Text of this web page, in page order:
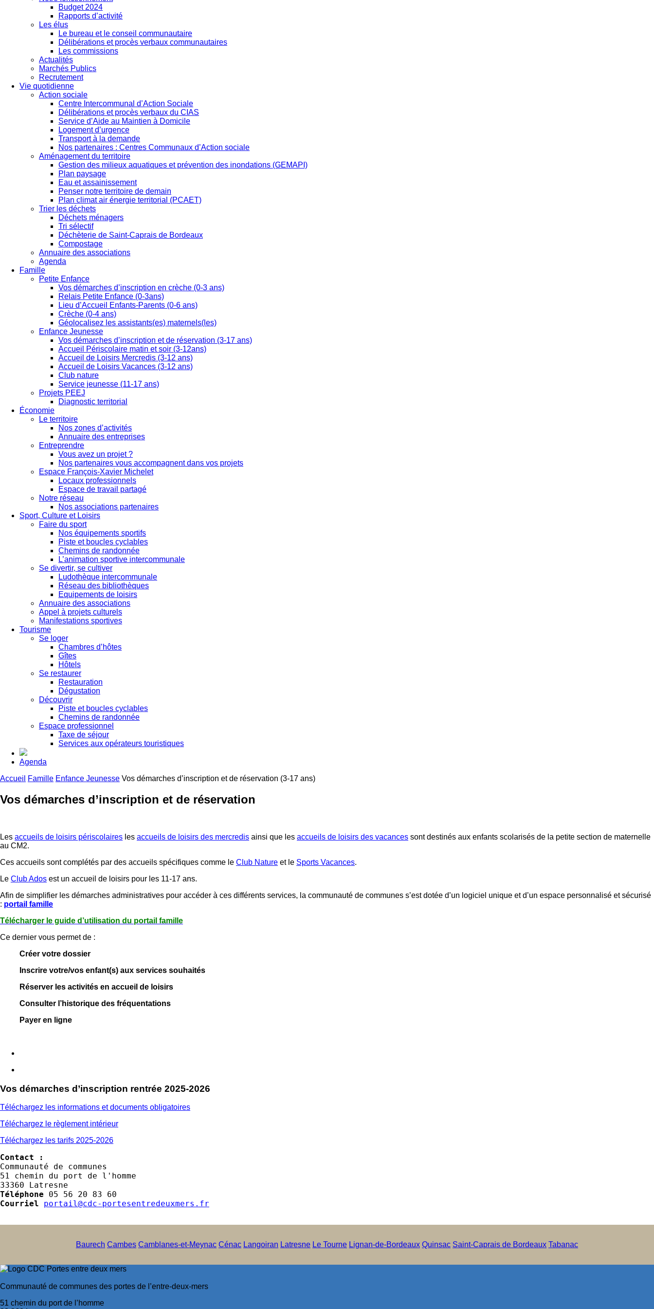
Budget 2024
Rapports d’activité
Les élus
Le bureau et le conseil communautaire
Délibérations et procès verbaux communautaires
Les commissions
Actualités
Marchés Publics
Recrutement
Vie quotidienne
Action sociale
Centre Intercommunal d’Action Sociale
Délibérations et procès verbaux du CIAS
Service d’Aide au Maintien à Domicile
Logement d’urgence
Transport à la demande
Nos partenaires : Centres Communaux d’Action sociale
Aménagement du territoire
Gestion des milieux aquatiques et prévention des inondations (GEMAPI)
Plan paysage
Eau et assainissement
Penser notre territoire de demain
Plan climat air énergie territorial (PCAET)
Trier les déchets
Déchets ménagers
Tri sélectif
Déchèterie de Saint-Caprais de Bordeaux
Compostage
Annuaire des associations
Agenda
Famille
Petite Enfance
Vos démarches d’inscription en crèche (0-3 ans)
Relais Petite Enfance (0-3ans)
Lieu d’Accueil Enfants-Parents (0-6 ans)
Crèche (0-4 ans)
Géolocalisez les assistants(es) maternels(les)
Enfance Jeunesse
Vos démarches d’inscription et de réservation (3-17 ans)
Accueil Périscolaire matin et soir (3-12ans)
Accueil de Loisirs Mercredis (3-12 ans)
Accueil de Loisirs Vacances (3-12 ans)
Club nature
Service jeunesse (11-17 ans)
Projets PEEJ
Diagnostic territorial
Économie
Le territoire
Nos zones d’activités
Annuaire des entreprises
Entreprendre
Vous avez un projet ?
Nos partenaires vous accompagnent dans vos projets
Espace François-Xavier Michelet
Locaux professionnels
Espace de travail partagé
Notre réseau
Nos associations partenaires
Sport, Culture et Loisirs
Faire du sport
Nos équipements sportifs
Piste et boucles cyclables
Chemins de randonnée
L’animation sportive intercommunale
Se divertir, se cultiver
Ludothèque intercommunale
Réseau des bibliothèques
Equipements de loisirs
Annuaire des associations
Appel à projets culturels
Manifestations sportives
Tourisme
Se loger
Chambres d’hôtes
Gîtes
Hôtels
Se restaurer
Restauration
Dégustation
Découvrir
Piste et boucles cyclables
Chemins de randonnée
Espace professionnel
Taxe de séjour
Services aux opérateurs touristiques
Agenda
Accueil
Famille Enfance Jeunesse Vos démarches d’inscription et de réservation (3-17 ans)
Vos démarches d’inscription et de réservation
Les accueils de loisirs périscolaires les accueils de loisirs des mercredis ainsi que les accueils de loisirs des vacances sont destinés aux enfants scolarisés de la petite section de maternelle
au CM2.
Ces accueils sont complétés par des accueils spécifiques comme le Club Nature et le Sports Vacances.
Le Club Ados est un accueil de loisirs pour les 11-17 ans.
Afin de simplifier les démarches administratives pour accéder à ces différents services, la communauté de communes s’est dotée d’un logiciel unique et d’un espace personnalisé et sécurisé
: portail famille
Télécharger le guide d’utilisation du portail famille
Ce dernier vous permet de :
Créer votre dossier
Inscrire votre/vos enfant(s) aux services souhaités
Réserver les activités en accueil de loisirs
Consulter l’historique des fréquentations
Payer en ligne
Vos démarches d’inscription rentrée 2025-2026
Téléchargez les informations et documents obligatoires
Téléchargez le règlement intérieur
Téléchargez les tarifs 2025-2026
Contact :
Communauté de communes
51 chemin du port de l'homme
Téléphone
Courriel
portail@cdc-portesentredeuxmers.fr
Baurech Cambes Camblanes-et-Meynac Cénac Langoiran Latresne Le Tourne Lignan-de-Bordeaux Quinsac Saint-Caprais de Bordeaux Tabanac
Communauté de communes des portes de l’entre-deux-mers
51 chemin du port de l’homme